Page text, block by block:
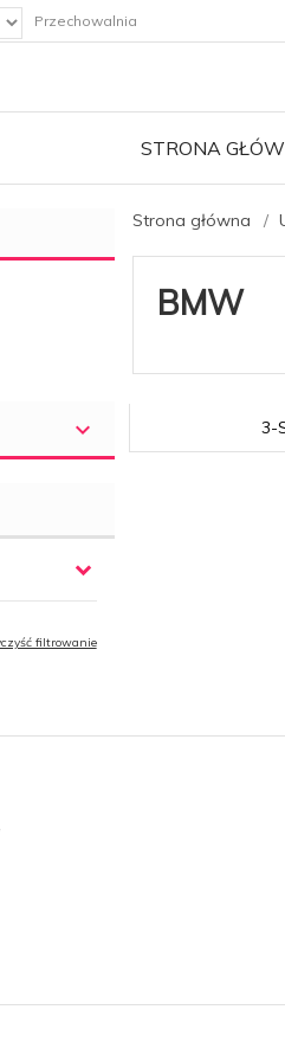
Przechowalnia
STRONA
filtrowanie
Strona główna
BMW
3-